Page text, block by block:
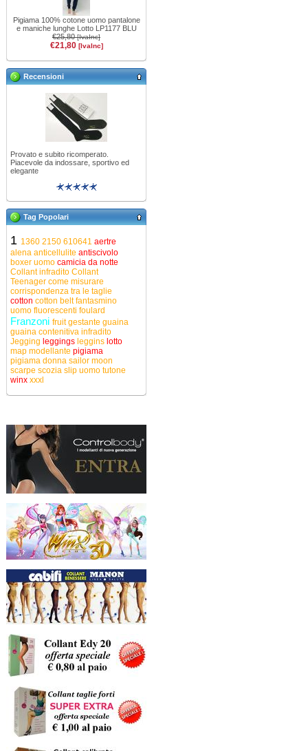
Pigiama 100% cotone uomo pantalone
e maniche lunghe Lotto LP1177 BLU
€25,80[IvaInc]
€21,80 [IvaInc]
Recensioni
Provato e subito ricomperato.
Piacevole da indossare, sportivo ed
elegante
Tag Popolari
1 1360 2150 610641 aertre
alena anticellulite antiscivolo
boxer uomo camicia da notte
Collant infradito Collant
Teenager come misurare
corrispondenza tra le taglie
cotton cotton beltfantasmino
uomo fluorescenti foulard
Franzoni fruitgestante guaina
guaina contenitiva infradito
Jegging leggings leggins lotto
map modellante pigiama
pigiama donna sailor moon
scarpe scozia slip uomo tutone
winx xxxl